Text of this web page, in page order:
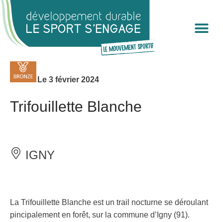
Le 3 février 2024
Trifouillette Blanche
IGNY
La Trifouillette Blanche est un trail nocturne se déroulant
pincipalement en forêt, sur la commune d’Igny (91).
Cookies management panel